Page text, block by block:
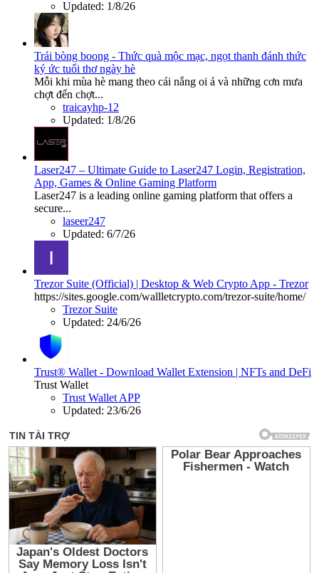
Updated: 1/8/26
Trái bòng boong - Thức quà mộc mạc, ngọt thanh đánh thức
ký ức tuổi thơ ngày hè
Mỗi khi mùa hè mang theo cái nắng oi ả và những cơn mưa
chợt đến chợt...
traicayhp-12
Updated: 1/8/26
Laser247 – Ultimate Guide to Laser247 Login, Registration,
App, Games & Online Gaming Platform
Laser247 is a leading online gaming platform that offers a
secure...
laseer247
Updated: 6/7/26
Trezor Suite (Official) | Desktop & Web Crypto App - Trezor
https://sites.google.com/wallletcrypto.com/trezor-suite/home/
Trezor Suite
Updated: 24/6/26
Trust® Wallet - Download Wallet Extension | NFTs and DeFi
Trust Wallet
Trust Wallet APP
Updated: 23/6/26